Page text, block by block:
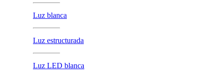
Luz blanca
Luz estructurada
Luz LED blanca